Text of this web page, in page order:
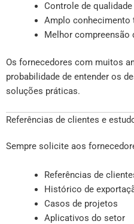
Controle de
Amplo conhecimento
Melhor compreensão
Os fornecedores com muitos
probabilidade de entender os
soluções práticas.
Referências de clientes e
Sempre solicite aos
Referências de
Histórico de
Casos de projetos
Aplicativos do setor